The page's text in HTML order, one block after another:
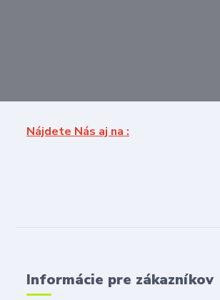
Nájdete Nás aj na :
Informácie pre zákazníkov